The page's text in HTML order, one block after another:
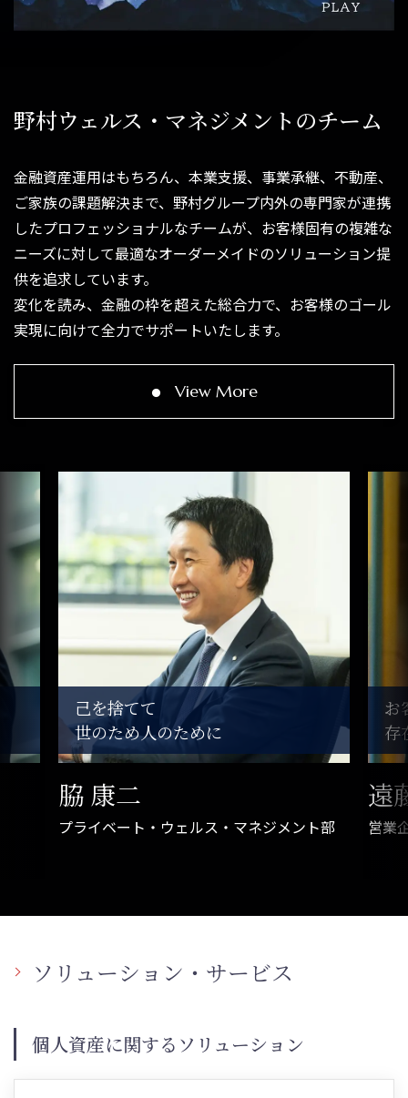
野村ウェルス・マネジメントのチーム
金融資産運用はもちろん、本業支援、事業承継、不動産、
ご家族の課題解決まで、野村グループ内外の専門家が連携
したプロフェッショナルなチームが、お客様固有の複雑な
ニーズに対して最適なオーダーメイドのソリューション提
供を追求しています。
変化を読み、金融の枠を超えた総合力で、お客様のゴール
実現に向けて全力でサポートいたします。
View More
己を捨てて
世のため人のために
脇 康二
プライベート・ウェルス・マネジメント部
お
存
遠
営業
ソリューション・サービス
個人資産に関するソリューション